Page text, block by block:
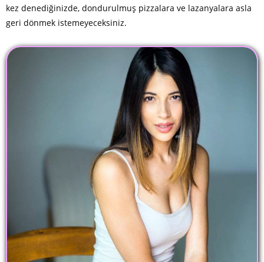
kez denediğinizde, dondurulmuş pizzalara ve lazanyalara asla
geri dönmek istemeyeceksiniz.